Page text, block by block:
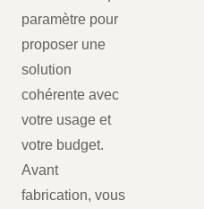
paramètre pour
proposer une
solution
cohérente avec
votre usage et
votre budget.
Avant
fabrication, vous